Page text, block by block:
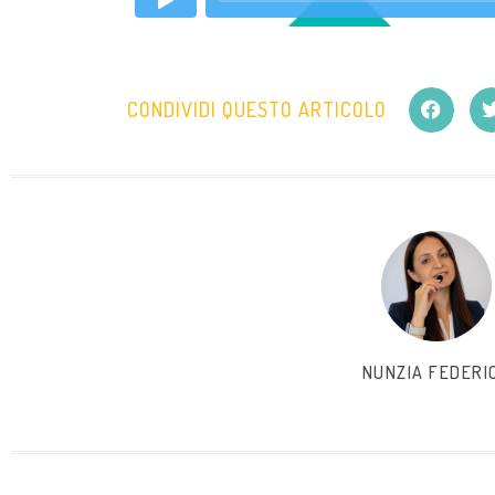
CONDIVIDI QUESTO ARTICOLO
NUNZIA